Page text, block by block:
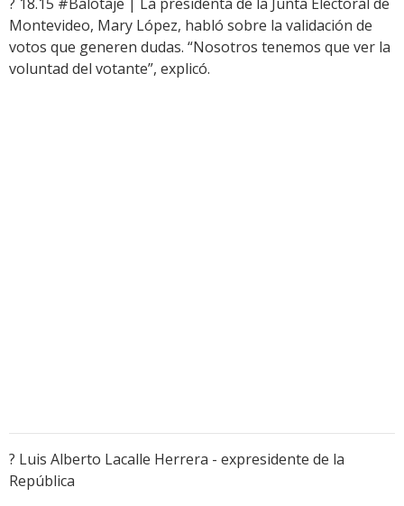
Montevideo, Mary López, habló sobre la validación de
votos que generen dudas. “Nosotros tenemos que ver la
voluntad del votante”, explicó.
? Luis Alberto Lacalle Herrera - expresidente de la
República